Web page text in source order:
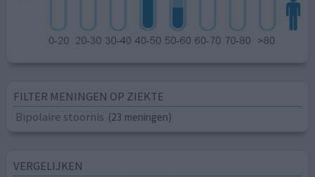
FILTER MENINGEN OP ZIEKTE
Bipolaire stoornis (23 meningen)
VERGELIJKEN